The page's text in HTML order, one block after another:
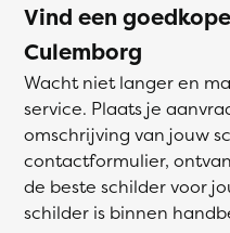
Vind een
Culemborg
Wacht niet langer en
service. Plaats je
omschrijving van jouw
contactformulier,
de beste schilder voor
schilder is binnen